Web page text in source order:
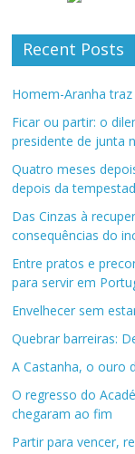
Recent Posts
Homem-Aranha
Ficar ou partir: o
presidente de junta
Quatro meses
depois da
Das Cinzas à
consequências do
Entre pratos e
para servir em
Envelhecer sem
Quebrar barreiras:
A Castanha, o ouro
O regresso do
chegaram ao fim
Partir para vencer,